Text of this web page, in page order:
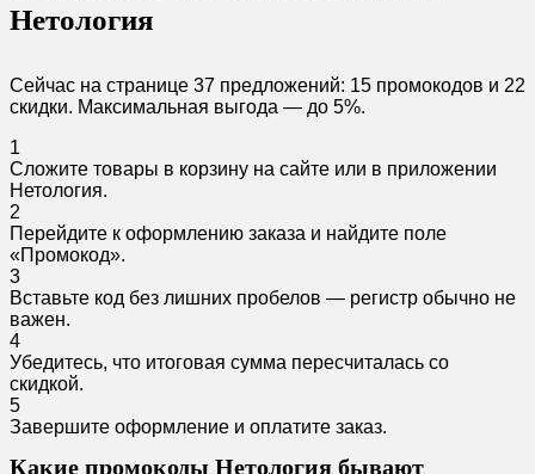
Нетология
Сейчас на странице 37 предложений: 15 промокодов и 22
скидки. Максимальная выгода — до 5%.
1
Сложите товары в корзину на сайте или в приложении
Нетология.
2
Перейдите к оформлению заказа и найдите поле
«Промокод».
3
Вставьте код без лишних пробелов — регистр обычно не
важен.
4
Убедитесь, что итоговая сумма пересчиталась со
скидкой.
5
Завершите оформление и оплатите заказ.
Какие промокоды Нетология бывают